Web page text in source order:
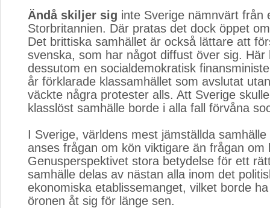
Ändå skiljer sig inte Sverige nämnvärt från
Storbritannien. Där pratas det dock öppet
Det brittiska samhället är också lättare att
svenska, som har något diffust över sig. Här
dessutom en socialdemokratisk
år förklarade klassamhället som avslutat
väckte några protester alls. Att Sverige
klasslöst samhälle borde i alla fall förvåna
I Sverige, världens mest jämställda
anses frågan om kön viktigare än frågan om
Genusperspektivet stora betydelse för ett
samhälle delas av nästan alla inom det
ekonomiska etablissemanget, vilket borde
öronen åt sig för länge sen.